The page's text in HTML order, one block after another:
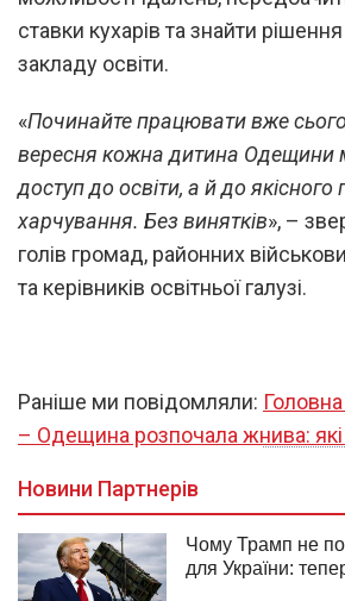
ставки кухарів та знайти
закладу освіти.
«Починайте працювати вже
вересня кожна дитина Одещини
доступ до освіти, а й до якісного
харчування. Без винятків», –
голів громад, районних
та керівників освітньої галузі.
Раніше ми повідомляли:
– Одещина розпочала жнива: які